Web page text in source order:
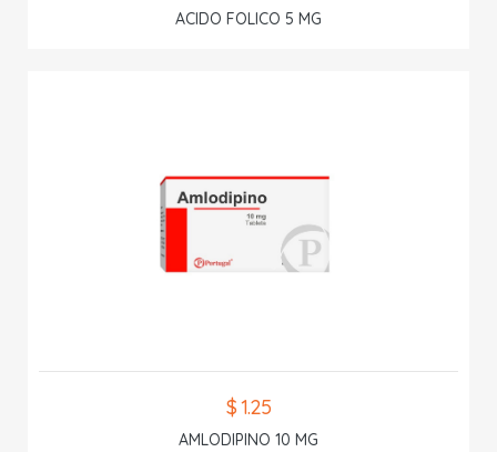
ACIDO FOLICO 5 MG
$ 1.25
AMLODIPINO 10 MG